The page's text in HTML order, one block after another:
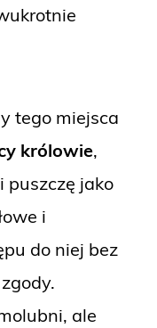
tego miejsca
królowie,
puszczę jako
i
do niej bez
ale